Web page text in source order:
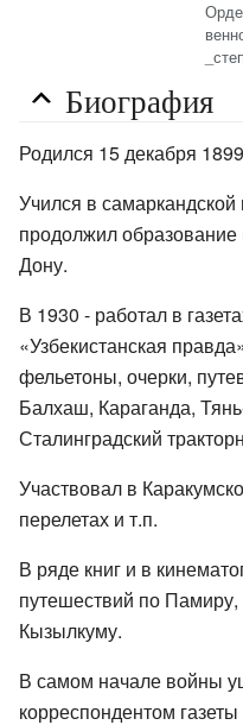
Биография
Родился 15 декабря
Учился в
продолжил образование
Дону.
В 1930 - работал в
«Узбекистанская
фельетоны, очерки,
Балхаш, Караганда,
Сталинградский
Участвовал в
перелетах и т.п.
В ряде книг и в
путешествий по
Кызылкуму.
В самом начале войны
корреспондентом